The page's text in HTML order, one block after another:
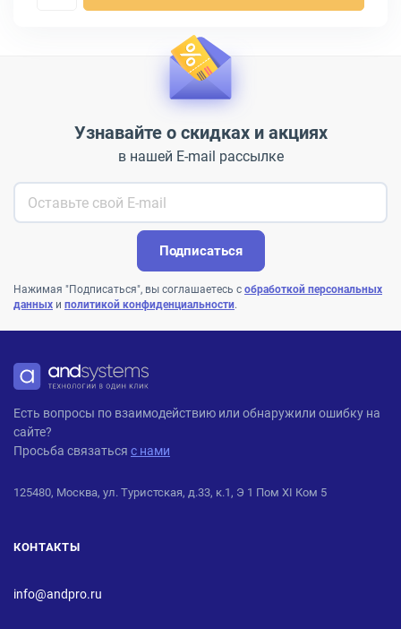
Узнавайте о скидках и акциях
в нашей E-mail рассылке
Подписаться
Нажимая "Подписаться", вы соглашаетесь с обработкой персональных
данных и политикой конфиденциальности.
ANDPRO
Есть вопросы по взаимодействию или обнаружили ошибку на
сайте?
Просьба связаться с нами
125480, Москва, ул. Туристская, д.33, к.1, Э 1 Пом XI Ком 5
КОНТАКТЫ
info@andpro.ru